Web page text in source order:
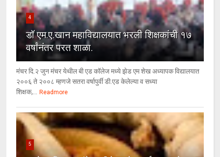
4
डॉ एम.ए.खान महाविद्यालयात भरली शिक्षकांची १७
वर्षांनंतर परत शाळा.
मंचर दि.२ जुन मंचर येथील बी एड कॉलेज मध्ये झेड एम शेख अध्यापक विद्यालयात
२००६ ते २००८ म्हणजे सतरा वर्षापुर्वी डी.एड केलेल्या व सध्या
शिक्षक,... Readmore
5